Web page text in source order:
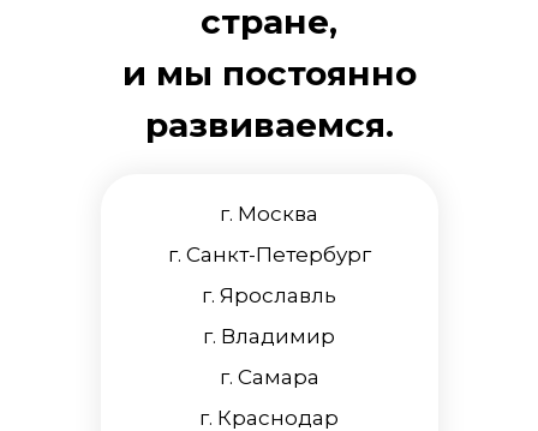
стране,
и мы постоянно
развиваемся.
г. Москва
г. Санкт-Петербург
г. Ярославль
г. Владимир
г. Самара
г. Краснодар